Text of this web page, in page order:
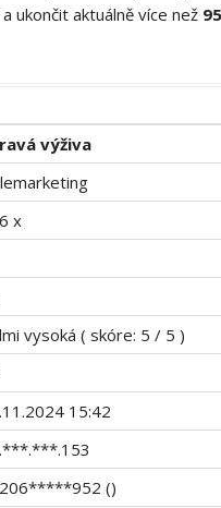
ukončit aktuálně více než
výživa
x
vysoká ( skóre: 5 / 5 )
15:42
()